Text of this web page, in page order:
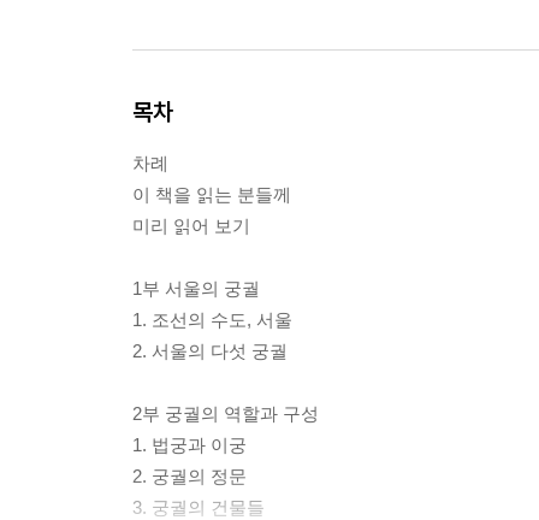
목차
차례
이 책을 읽는 분들께
미리 읽어 보기
1부 서울의 궁궐
1. 조선의 수도, 서울
2. 서울의 다섯 궁궐
2부 궁궐의 역할과 구성
1. 법궁과 이궁
2. 궁궐의 정문
3. 궁궐의 건물들